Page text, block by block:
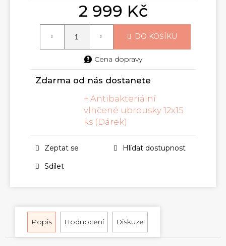
2 999 Kč
Měrná
cena: DO KOŠÍKU
Cena dopravy
Zdarma od nás dostanete
+ Antibakteriální
vlhčené ubrousky 12x15
ks (Dárek)
Zeptat se
Hlídat dostupnost
Sdílet
Popis Hodnocení Diskuze